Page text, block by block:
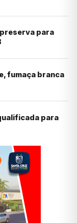
para
fumaça branca
para